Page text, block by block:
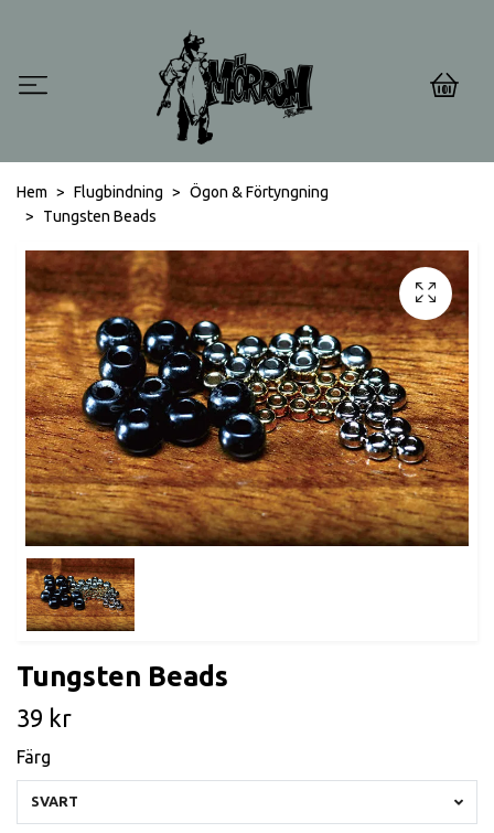
0
Hem Flugbindning
Ögon & Förtyngning
Tungsten Beads
Tungsten Beads
39 kr
Färg
SVART